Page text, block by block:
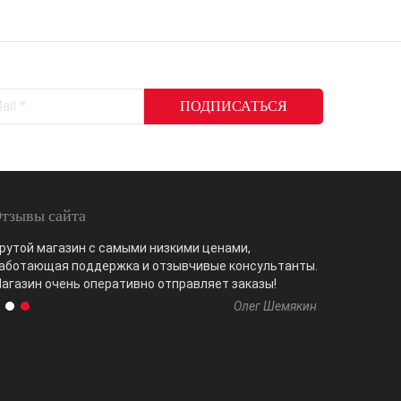
сайта
магазин с самыми низкими ценами,
поддержка и отзывчивые консультанты.
очень оперативно отправляет заказы!
Олег Шемякин